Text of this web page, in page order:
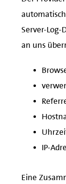
Server-Log-
an uns
IP-
Eine